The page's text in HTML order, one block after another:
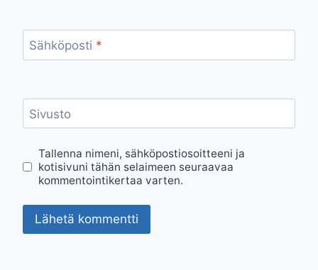
Sähköposti *
Sivusto
Tallenna nimeni, sähköpostiosoitteeni ja
kotisivuni tähän selaimeen seuraavaa
kommentointikertaa varten.